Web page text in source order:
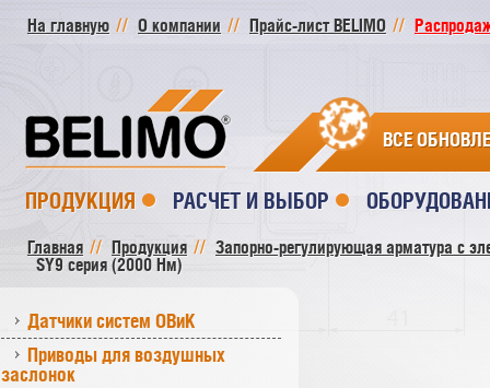
На главную О компании Прайс-лист BELIMO
ВСЕ
ПРОДУКЦИЯ РАСЧЕТ И ВЫБОР
Главная Продукция
Запорно-регулирующая арматура с
SY9 серия (2000 Нм)
Датчики систем ОВиК
Приводы для воздушных
заслонок